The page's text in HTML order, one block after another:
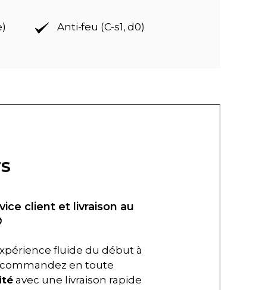
Anti-feu (C-s1, d0)
client et livraison au
fluide du début à
commandez en toute
avec une livraison rapide